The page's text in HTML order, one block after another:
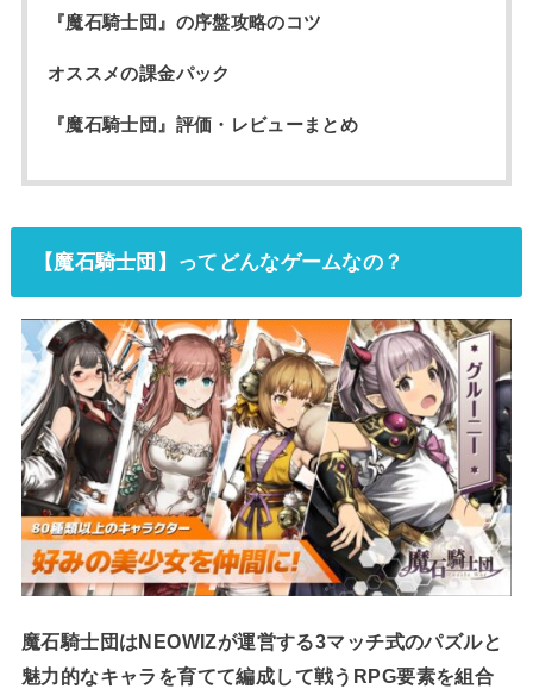
『魔石騎士団』の序盤攻略のコツ
オススメの課金パック
『魔石騎士団』評価・レビューまとめ
【魔石騎士団】ってどんなゲームなの？
魔石騎士団はNEOWIZが運営する3マッチ式のパズルと
魅力的なキャラを育てて編成して戦うRPG要素を組合